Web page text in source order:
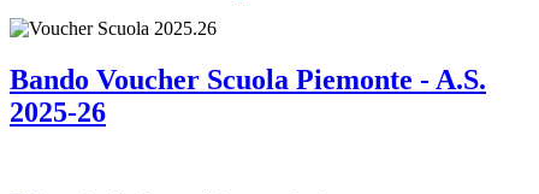
Bando Voucher Scuola Piemonte - A.S.
2025-26